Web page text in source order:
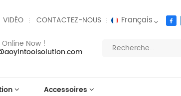
VIDÉO CONTACTEZ-NOUS Français
Now !
Accessoires